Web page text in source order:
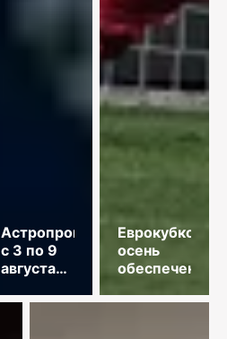
Астропрогноз
с 3 по 9
августа
года
Еврокубковая
осень
обеспечена